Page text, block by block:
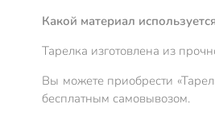
Какой материал
Тарелка изготовлена из
Вы можете приобрести
бесплатным самовывозом.